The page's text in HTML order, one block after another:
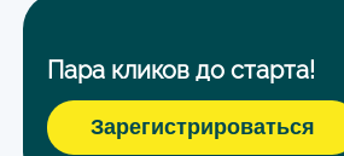
Пара кликов до старта!
Зарегистрироваться